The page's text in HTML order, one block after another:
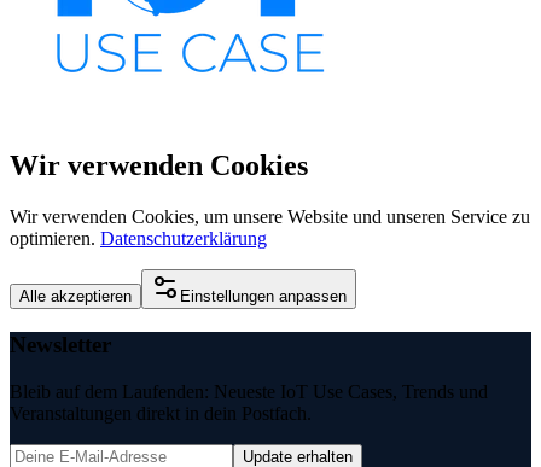
Wir verwenden Cookies
Wir verwenden Cookies, um unsere Website und unseren Service zu
optimieren. Datenschutzerklärung
Alle akzeptieren Einstellungen anpassen
Newsletter
Bleib auf dem Laufenden: Neueste IoT Use Cases, Trends und
Veranstaltungen direkt in dein Postfach.
Update erhalten